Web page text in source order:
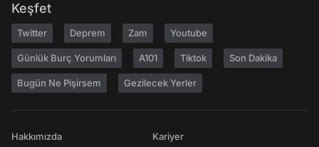
Keşfet
Twitter Deprem Zam Youtube
Günlük Burç Yorumları A101 Tiktok Son Dakika
Bugün Ne Pişirsem Gezilecek Yerler
Hakkımızda
Kariyer